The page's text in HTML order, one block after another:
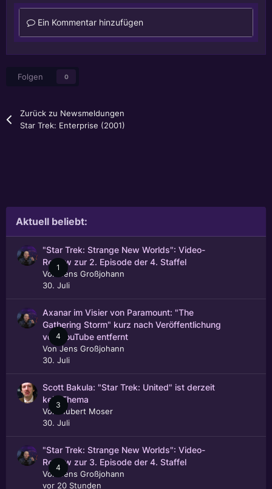
Ein Kommentar hinzufügen
Folgen 0
Zurück zu Newsmeldungen
Star Trek: Enterprise (2001)
Aktuell beliebt:
1
"Star Trek: Strange New Worlds": Video-
Review zur 2. Episode der 4. Staffel
Von
Jens Großjohann
30. Juli
4
Axanar im Visier von Paramount: "The
Gathering Storm" kurz nach Veröffentlichung
von YouTube entfernt
VonJens Großjohann
30. Juli
3
Scott Bakula: "Star Trek: United" ist derzeit
kein Thema
Von
Hubert Moser
30. Juli
4
"Star Trek: Strange New Worlds": Video-
Review zur 3. Episode der 4. Staffel
Von
Jens Großjohann
vor 20 Stunden